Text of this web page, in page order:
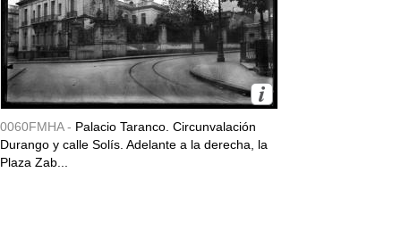
0060FMHA - Palacio Taranco. Circunvalación
Durango y calle Solís. Adelante a la derecha, la
Plaza Zab...